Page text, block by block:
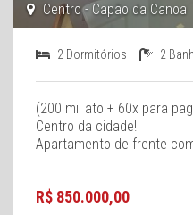
Centro - Capão da Canoa
2 Dormitórios 2
(200 mil ato + 60x para
Centro da cidade!
Apartamento de frente
R$ 850.000,00